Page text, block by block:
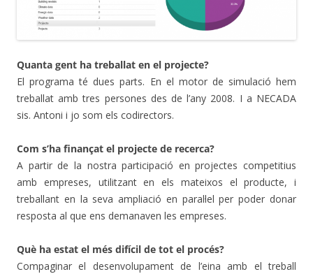
Quanta gent ha treballat en el projecte?
El programa té dues parts. En el motor de simulació hem
treballat amb tres persones des de l’any 2008. I a NECADA
sis. Antoni i jo som els codirectors.
Com s’ha finançat el projecte de recerca?
A partir de la nostra participació en projectes competitius
amb empreses, utilitzant en els mateixos el producte, i
treballant en la seva ampliació en paral·lel per poder donar
resposta al que ens demanaven les empreses.
Què ha estat el més difícil de tot el procés?
Compaginar el desenvolupament de l’eina amb el treball